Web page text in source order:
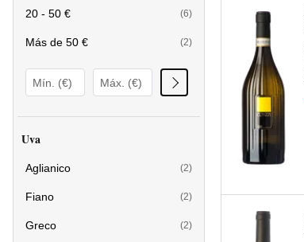
20 - 50 € (6)
Más de 50 € (2)
Uva
Aglianico (2)
Fiano (2)
Greco (2)